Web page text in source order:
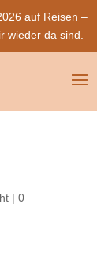
auf Reisen –
wieder da sind.
| 0